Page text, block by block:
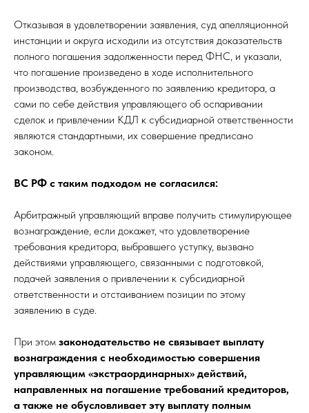
Отказывая в удовлетворении заявления, суд апелляционной
инстанции и округа исходили из отсутствия доказательств
полного погашения задолженности перед ФНС, и указали,
что погашение произведено в ходе исполнительного
производства, возбужденного по заявлению кредитора, а
сами по себе действия управляющего об оспаривании
сделок и привлечении КДЛ к субсидиарной ответственности
являются стандартными, их совершение предписано
законом.
ВС РФ с таким подходом не согласился:
Арбитражный управляющий вправе получить стимулирующее
вознаграждение, если докажет, что удовлетворение
требования кредитора, выбравшего уступку, вызвано
действиями управляющего, связанными с подготовкой,
подачей заявления о привлечении к субсидиарной
ответственности и отстаиванием позиции по этому
заявлению в суде.
При этом законодательство не связывает выплату
вознаграждения с необходимостью совершения
управляющим «экстраординарных» действий,
направленных на погашение требований кредиторов,
а также не обусловливает эту выплату полным